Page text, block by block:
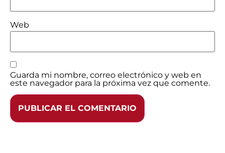
Web
Guarda mi nombre, correo electrónico y web en
este navegador para la próxima vez que comente.